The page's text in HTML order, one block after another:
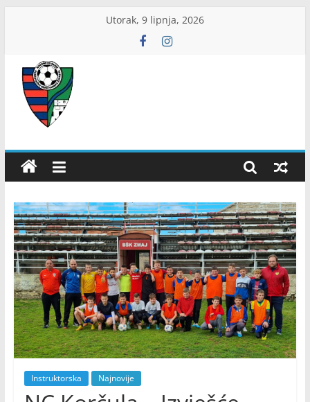
Utorak, 9 lipnja, 2026
ŽNS
Dubrovačko-
neretvanski
Instruktorska Najnovije